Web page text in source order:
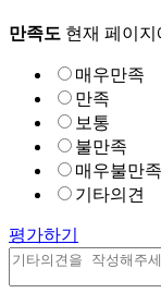
대사증후군 오
-콜레스테롤의
선생님, 본격적
네. 먼저 LDL 콜
HDL 콜레스테
나쁜 콜레스테
네. 거듭 거듭
만족도 현재 페이
매우만족
만족
보통
불만족
매우불만족
기타의견
평가하기